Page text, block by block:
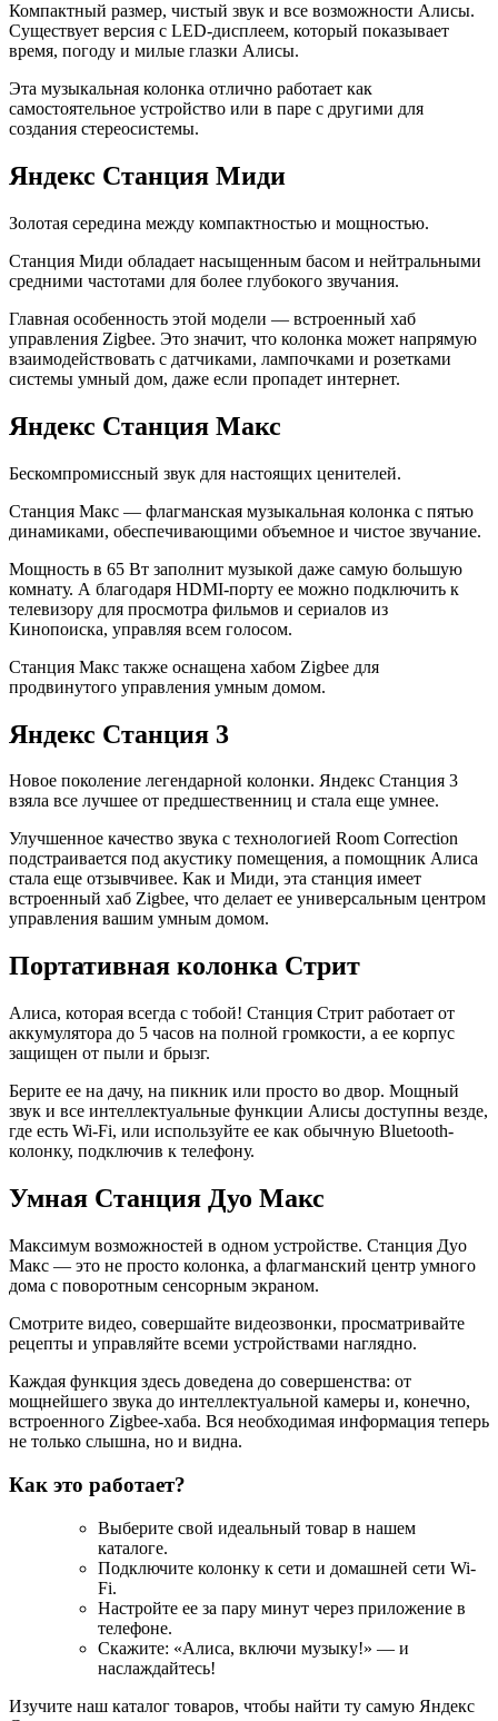
Компактный размер, чистый звук и все возможности Алисы.
Существует версия с LED-дисплеем, который показывает
время, погоду и милые глазки Алисы.
Эта музыкальная колонка отлично работает как
самостоятельное устройство или в паре с другими для
создания стереосистемы.
Яндекс Станция Миди
Золотая середина между компактностью и мощностью.
Станция Миди обладает насыщенным басом и нейтральными
средними частотами для более глубокого звучания.
Главная особенность этой модели — встроенный хаб
управления Zigbee. Это значит, что колонка может напрямую
взаимодействовать с датчиками, лампочками и розетками
системы умный дом, даже если пропадет интернет.
Яндекс Станция Макс
Бескомпромиссный звук для настоящих ценителей.
Станция Макс — флагманская музыкальная колонка с пятью
динамиками, обеспечивающими объемное и чистое звучание.
Мощность в 65 Вт заполнит музыкой даже самую большую
комнату. А благодаря HDMI-порту ее можно подключить к
телевизору для просмотра фильмов и сериалов из
Кинопоиска, управляя всем голосом.
Станция Макс также оснащена хабом Zigbee для
продвинутого управления умным домом.
Яндекс Станция 3
Новое поколение легендарной колонки. Яндекс Станция 3
взяла все лучшее от предшественниц и стала еще умнее.
Улучшенное качество звука с технологией Room Correction
подстраивается под акустику помещения, а помощник Алиса
стала еще отзывчивее. Как и Миди, эта станция имеет
встроенный хаб Zigbee, что делает ее универсальным центром
управления вашим умным домом.
Портативная колонка Стрит
Алиса, которая всегда с тобой! Станция Стрит работает от
аккумулятора до 5 часов на полной громкости, а ее корпус
защищен от пыли и брызг.
Берите ее на дачу, на пикник или просто во двор. Мощный
звук и все интеллектуальные функции Алисы доступны везде,
где есть Wi-Fi, или используйте ее как обычную Bluetooth-
колонку, подключив к телефону.
Умная Станция Дуо Макс
Максимум возможностей в одном устройстве. Станция Дуо
Макс — это не просто колонка, а флагманский центр умного
дома с поворотным сенсорным экраном.
Смотрите видео, совершайте видеозвонки, просматривайте
рецепты и управляйте всеми устройствами наглядно.
Каждая функция здесь доведена до совершенства: от
мощнейшего звука до интеллектуальной камеры и, конечно,
встроенного Zigbee-хаба. Вся необходимая информация теперь
не только слышна, но и видна.
Как это работает?
Выберите свой идеальный товар в нашем
каталоге.
Подключите колонку к сети и домашней сети Wi-
Fi.
Настройте ее за пару минут через приложение в
телефоне.
Скажите: «Алиса, включи музыку!» — и
наслаждайтесь!
Изучите наш каталог товаров, чтобы найти ту самую Яндекс